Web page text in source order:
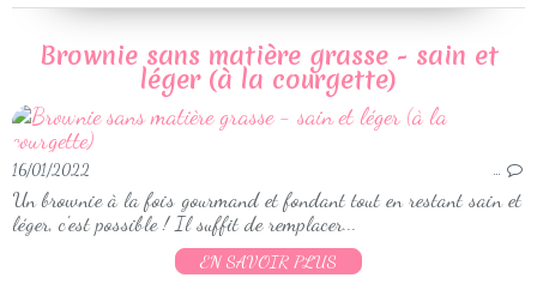
Brownie sans matière grasse - sain et
léger (à la courgette)
16/01/2022 …
Un brownie à la fois gourmand et fondant tout en restant sain et
léger, c'est possible ! Il suffit de remplacer...
EN SAVOIR PLUS